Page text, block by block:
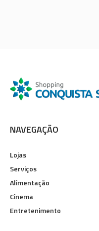
NAVEGAÇÃO
Lojas
Serviços
Alimentação
Cinema
Entretenimento